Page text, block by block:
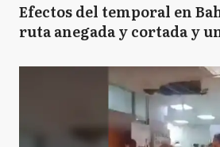
Efectos del temporal en
ruta anegada y cortada y